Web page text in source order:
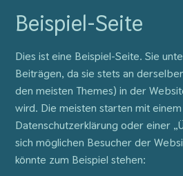
Beispiel-Seite
Dies ist eine Beispiel-Seite. Sie
Beiträgen, da sie stets an
den meisten Themes) in der
wird. Die meisten starten mit
Datenschutzerklärung oder einer
sich möglichen Besucher der
könnte zum Beispiel stehen: